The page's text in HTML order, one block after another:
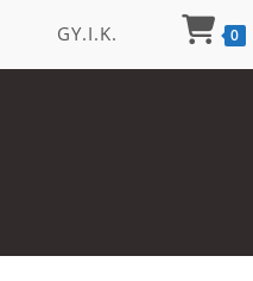
GY.I.K. 0